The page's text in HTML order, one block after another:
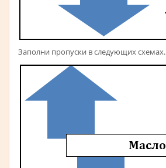
Заполни пропуски в следующих схемах.